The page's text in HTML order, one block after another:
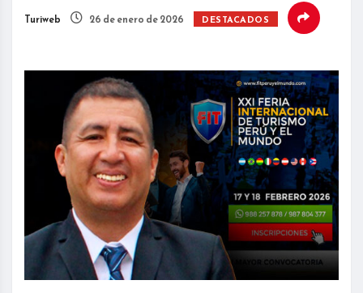
Turiweb 26 de enero de 2026 DESTACADOS